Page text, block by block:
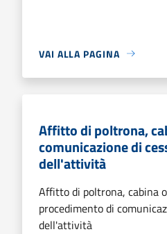
VAI ALLA PAGINA
Affitto di poltrona,
comunicazione di
dell'attività
Affitto di poltrona, cabina
procedimento di
dell'attività